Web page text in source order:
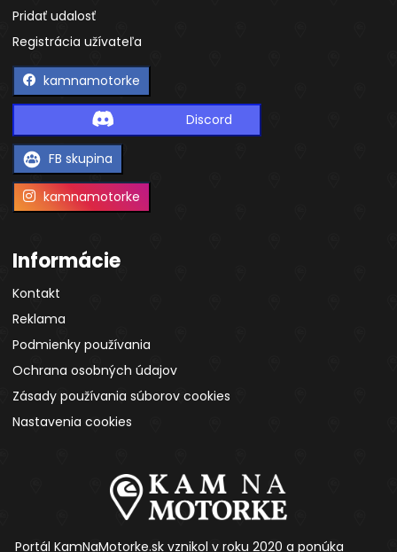
Pridať udalosť
Registrácia užívateľa
kamnamotorke
Discord
FB skupina
kamnamotorke
Informácie
Kontakt
Reklama
Podmienky používania
Ochrana osobných údajov
Zásady používania súborov cookies
Nastavenia cookies
Portál KamNaMotorke.sk vznikol v roku 2020 a ponúka